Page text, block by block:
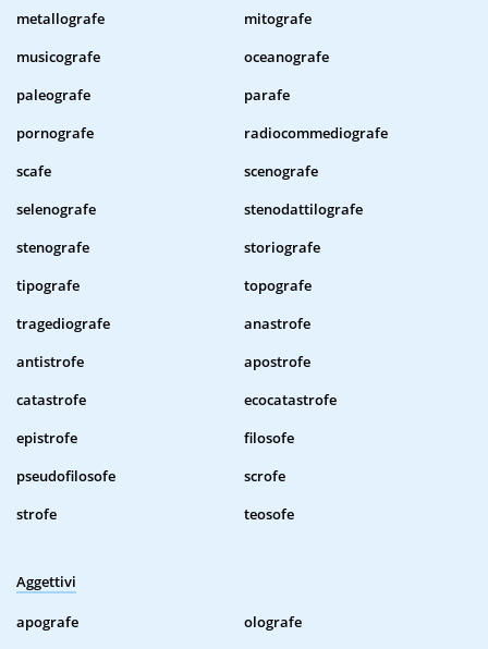
metallografe
mitografe
musicografe
oceanografe
paleografe
parafe
pornografe
radiocommediografe
scafe
scenografe
selenografe
stenodattilografe
stenografe
storiografe
tipografe
topografe
tragediografe
anastrofe
antistrofe
apostrofe
catastrofe
ecocatastrofe
epistrofe
filosofe
pseudofilosofe
scrofe
strofe
teosofe
Aggettivi
apografe
olografe